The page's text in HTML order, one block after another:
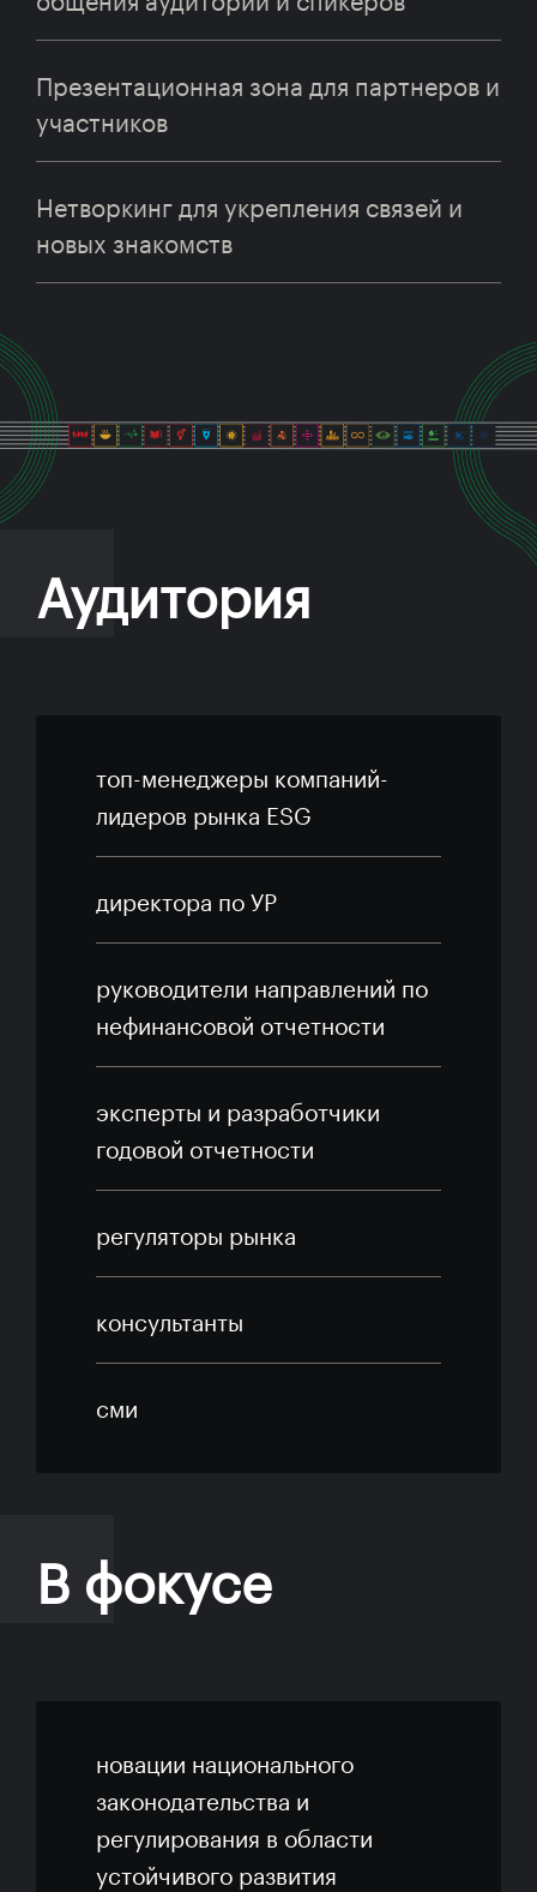
Презентационная зона для партнеров и
участников
Нетворкинг для укрепления связей и
новых знакомств
Аудитория
топ-менеджеры компаний-
лидеров рынка ESG
директора по УР
руководители направлений по
нефинансовой отчетности
эксперты и разработчики
годовой отчетности
регуляторы рынка
консультанты
сми
В фокусе
новации национального
законодательства и
регулирования в области
устойчивого развития